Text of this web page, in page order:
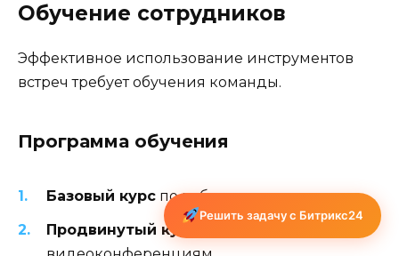
Обучение сотрудников
Эффективное использование инструментов
встреч требует обучения команды.
Программа обучения
Базовый курс по работе с календарем
Продвинутый курс
Решить задачу с Битрикс24